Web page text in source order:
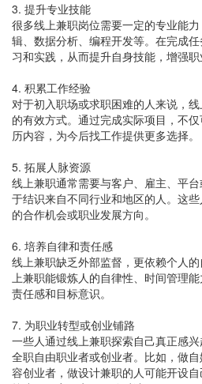
3. 提升专业技能
很多线上兼职岗位需要一定的专业能
辑、数据分析、编程开发等。在完成
习和实践，从而提升自身技能，增强职
4. 积累工作经验
对于初入职场或求职困难的人来说，
的有效方式。通过完成实际项目，不
历内容，为今后找工作提供更多选择。
5. 拓展人脉资源
线上兼职通常需要与客户、雇主、平
于结识来自不同行业和地区的人。这
的合作机会或职业发展方向。
6. 培养自律和责任感
线上兼职缺乏外部监督，更依赖个人
上兼职能锻炼人的自律性、时间管理
责任感和目标意识。
7. 为职业转型或创业铺路
一些人通过线上兼职探索自己真正感
全职自由职业者或创业者。比如，做
容创业者，做设计兼职的人可能开设